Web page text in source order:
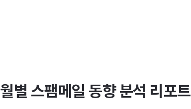
월별 스팸메일 동향 분석 리포트